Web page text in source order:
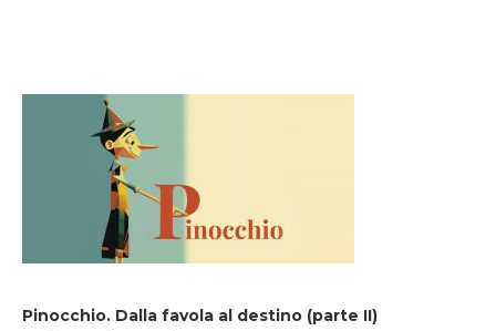
Pinocchio. Dalla favola al destino (parte II)